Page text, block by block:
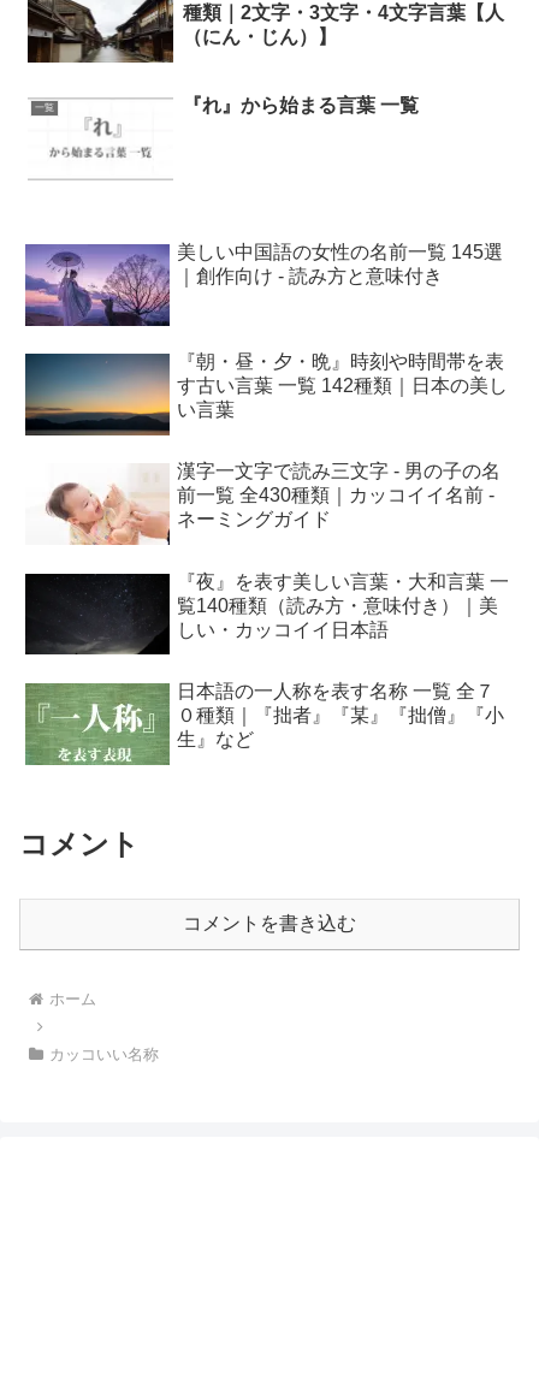
種類｜2文字・3文字・4文字言葉【人
（にん・じん）】
一覧 『れ』から始まる言葉 一覧
美しい中国語の女性の名前一覧 145選
｜創作向け - 読み方と意味付き
『朝・昼・夕・晩』時刻や時間帯を表
す古い言葉 一覧 142種類｜日本の美し
い言葉
漢字一文字で読み三文字 - 男の子の名
前一覧 全430種類｜カッコイイ名前 -
ネーミングガイド
『夜』を表す美しい言葉・大和言葉 一
覧140種類（読み方・意味付き）｜美
しい・カッコイイ日本語
日本語の一人称を表す名称 一覧 全７
０種類｜『拙者』『某』『拙僧』『小
生』など
コメント
コメントを書き込む
ホーム
カッコいい名称